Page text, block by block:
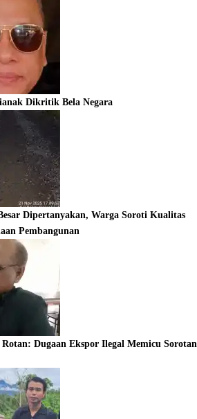
Dikritik Bela Negara
Dipertanyakan, Warga Soroti Kualitas
Pembangunan
Dugaan Ekspor Ilegal Memicu Sorotan